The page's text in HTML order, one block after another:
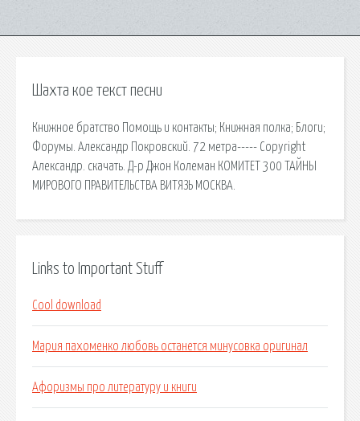
Шахта кое текст песни
Книжное братство Помощь и контакты; Книжная полка; Блоги;
Форумы. Александр Покровский. 72 метра----- Copyright
Александр. скачать. Д-р Джон Колеман КОМИТЕТ 300 ТАЙНЫ
МИРОВОГО ПРАВИТЕЛЬСТВА ВИТЯЗЬ МОСКВА.
Links to Important Stuff
Cool download
Мария пахоменко любовь останется минусовка оригинал
Афоризмы про литературу и книги